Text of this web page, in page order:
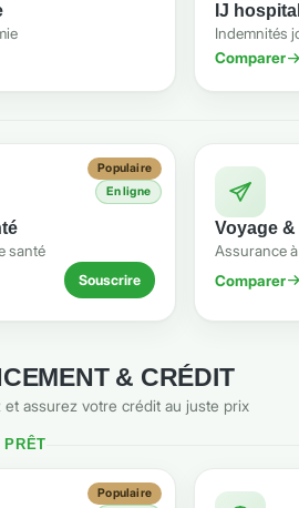
IJ
Indemnités
Comparer
Populaire
En ligne
santé
Souscrire
Voyage
Assurance
Comparer
& CRÉDIT
et assurez votre crédit au juste prix
PRÊT
Populaire